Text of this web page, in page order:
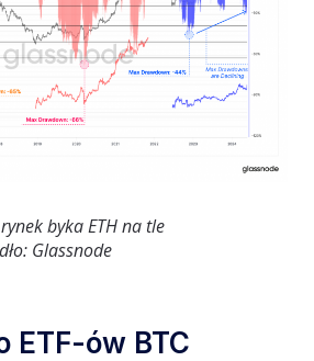
byka ETH na tle
Glassnode
ETF-ów BTC